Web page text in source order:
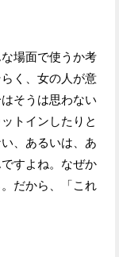
場面で使うか考
く、女の人が意
そうは思わない
トインしたりと
、あるいは、あ
すよね。なぜか
だから、「これ